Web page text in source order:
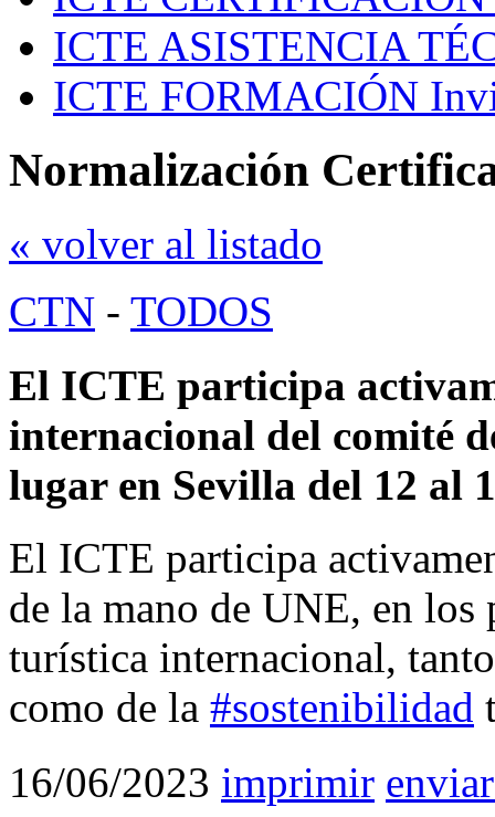
ICTE ASISTENCIA
ICTE FORMACIÓN
Normalización
« volver al listado
CTN - TODOS
El ICTE participa
internacional del comité
lugar en Sevilla del 12 al
El ICTE participa
de la mano de UNE, en
turística internacional,
como de la #sostenibilidad
16/06/2023 imprimir